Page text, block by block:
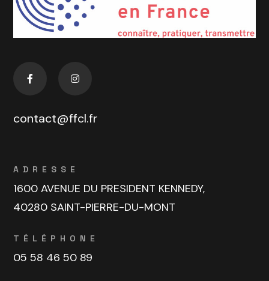
contact@ffcl.fr
ADRESSE
1600 AVENUE DU PRESIDENT KENNEDY,
40280 SAINT-PIERRE-DU-MONT
TÉLÉPHONE
05 58 46 50 89